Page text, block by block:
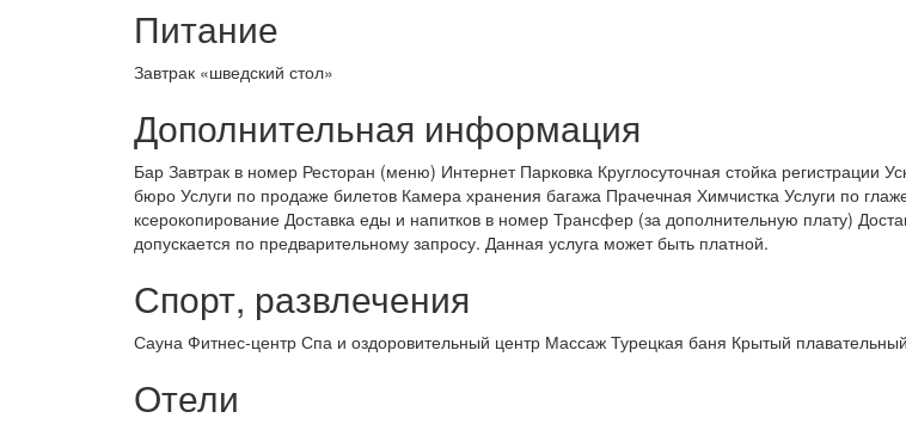
Питание
Завтрак «шведский стол»
Дополнительная информация
Бар Завтрак в номер Ресторан (меню) Интернет Парковка Круглосуточная стойка регистрации
бюро Услуги по продаже билетов Камера хранения багажа Прачечная Химчистка Услуги по
ксерокопирование Доставка еды и напитков в номер Трансфер (за дополнительную плату)
допускается по предварительному запросу. Данная услуга может быть платной.
Спорт, развлечения
Сауна Фитнес-центр Спа и оздоровительный центр Массаж Турецкая баня Крытый
Отели